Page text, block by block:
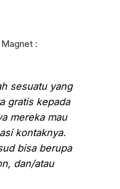
:
sesuatu yang
gratis kepada
mereka mau
kontaknya.
bisa berupa
dan/atau